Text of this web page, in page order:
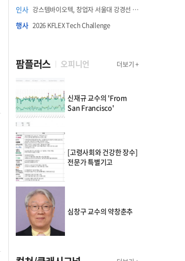
인사 강스템바이오텍, 창업자 서울대 강경선 교수 최고과학책임자 선임
행사 2026 KFLEX Tech Challenge
팜플러스 오피니언 더보기 +
신재규 교수의 'From
San Francisco'
[고령사회와 건강한 장수]
전문가 특별기고
심창구 교수의 약창춘추